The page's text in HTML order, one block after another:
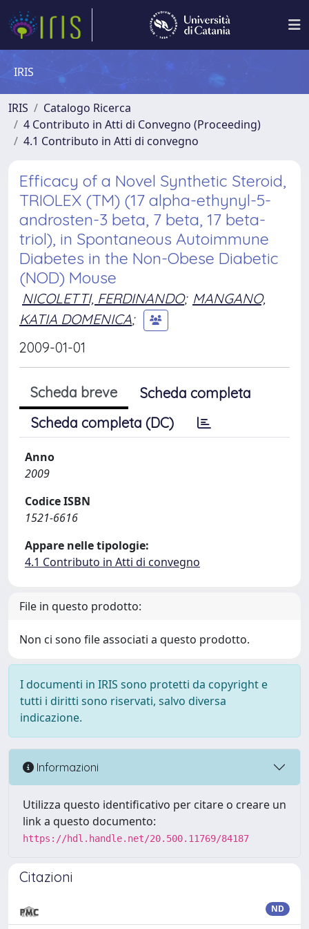
IRIS
IRIS
Catalogo Ricerca
4 Contributo in Atti di Convegno (Proceeding)
4.1 Contributo in Atti di convegno
Efficacy of a Novel Synthetic Steroid,
TRIOLEX (TM) (17 alpha-ethynyl-5-
androsten-3 beta, 7 beta, 17 beta-
triol), in Spontaneous Autoimmune
Diabetes in the Non-Obese Diabetic
(NOD) Mouse
NICOLETTI, FERDINANDO; MANGANO,
KATIA DOMENICA;
2009-01-01
Scheda breve
Scheda completa
Scheda completa (DC)
Anno
2009
Codice ISBN
1521-6616
Appare nelle tipologie:
4.1 Contributo in Atti di convegno
File in questo prodotto:
Non ci sono file associati a questo prodotto.
I documenti in IRIS sono protetti da copyright e
tutti i diritti sono riservati, salvo diversa
indicazione.
Informazioni
Utilizza questo identificativo per citare o creare un
link a questo documento:
https://hdl.handle.net/20.500.11769/84187
Citazioni
ND